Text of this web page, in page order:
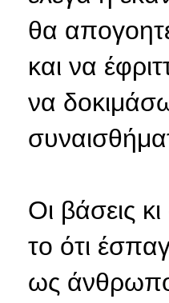
θα
και να
να
Οι βάσεις
το ότι
ως